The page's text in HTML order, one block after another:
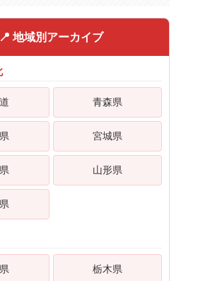
📍 地域別アーカイブ
青森県
宮城県
山形県
栃木県